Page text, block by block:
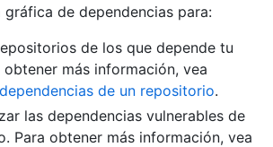
gráfica de dependencias para:
de los que depende tu
más información, vea
de un repositorio.
las dependencias vulnerables de
Para obtener más información, vea